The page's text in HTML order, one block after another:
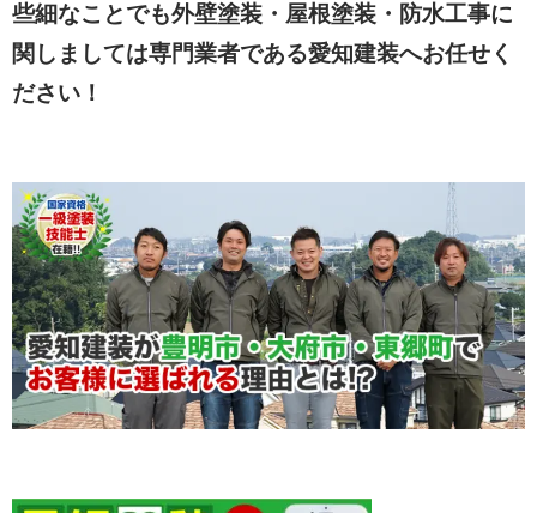
些細なことでも外壁塗装・屋根塗装・防水工事に
関しましては専門業者である愛知建装へお任せく
ださい！